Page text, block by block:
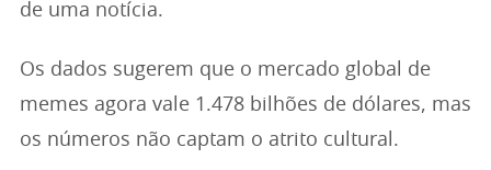
de uma notícia.
Os dados sugerem que o mercado global de
memes agora vale 1.478 bilhões de dólares, mas
os números não captam o atrito cultural.